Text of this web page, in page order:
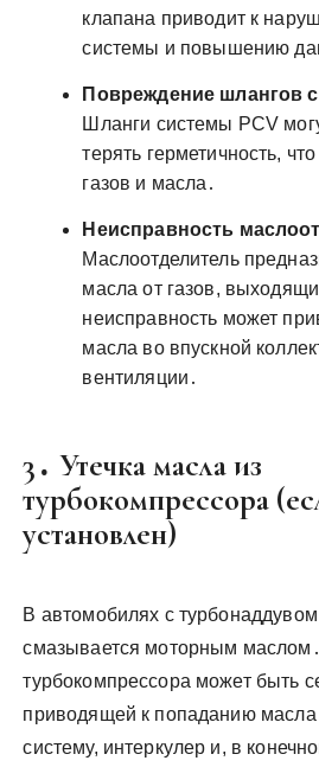
клапана приводит к
системы и повышению
Повреждение шлангов
Шланги системы PCV
терять герметичность,
газов и масла․
Неисправность
Маслоотделитель
масла от газов,
неисправность может
масла во впускной
вентиляции․
3․ Утечка масла из
турбокомпрессора
установлен)
В автомобилях с
смазывается моторным
турбокомпрессора может быть
приводящей к попаданию
систему, интеркулер и, в